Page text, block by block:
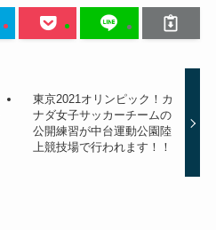
東京2021オリンピック！カ
ナダ女子サッカーチームの
公開練習が中台運動公園陸
上競技場で行われます！！